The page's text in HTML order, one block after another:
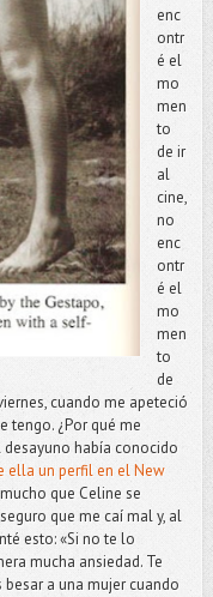
enc
ontr
é el
mo
men
to
de ir
al
cine,
no
enc
ontr
é el
mo
men
to
de
cuando me apeteció
tengo. ¿Por qué me
había conocido
ella un perfil en el New
que Celine se
que me caí mal y, al
esto: «Si no te lo
mucha ansiedad. Te
a una mujer cuando